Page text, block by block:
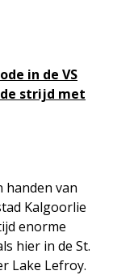
in de VS
strijd met
handen van
Kalgoorlie
enorme
hier in de St.
Lake Lefroy.